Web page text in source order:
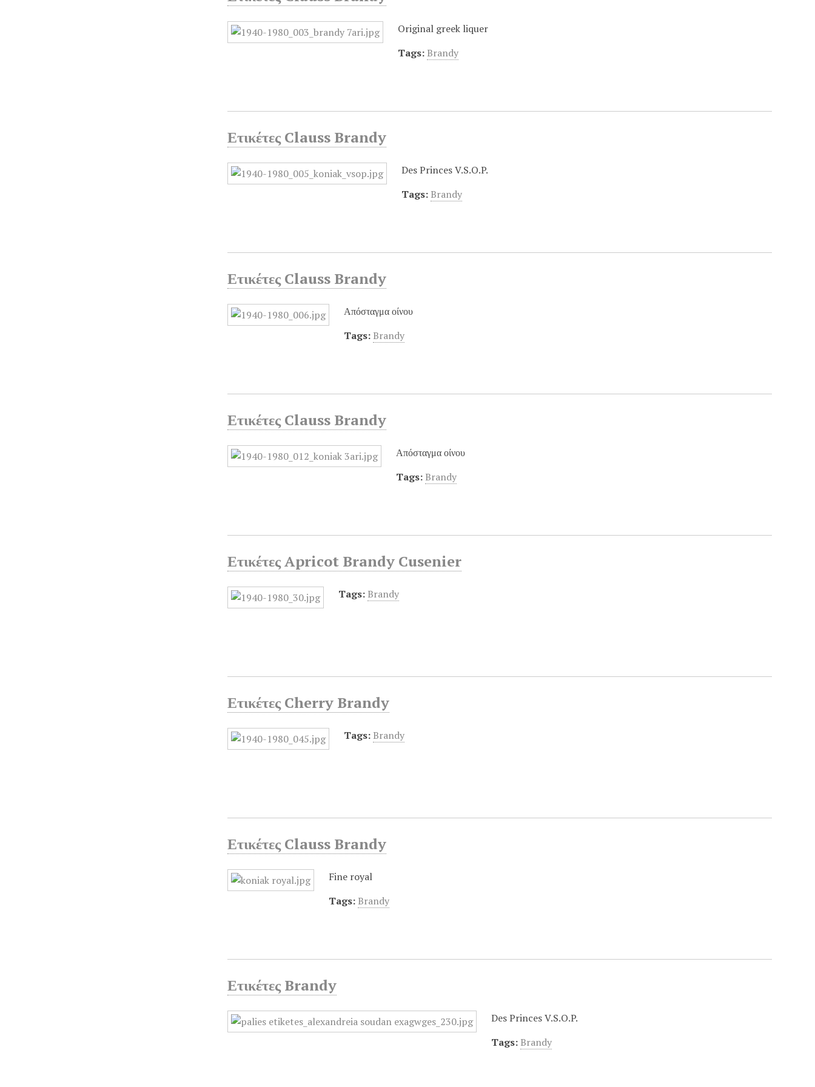
Original greek liquer
Tags: Brandy
Ετικέτες Clauss Brandy
Des Princes V.S.O.P.
Tags: Brandy
Ετικέτες Clauss Brandy
Απόσταγμα οίνου
Tags: Brandy
Ετικέτες Clauss Brandy
Απόσταγμα οίνου
Tags: Brandy
Ετικέτες Apricot Brandy Cusenier
Tags: Brandy
Ετικέτες Cherry Brandy
Tags: Brandy
Ετικέτες Clauss Brandy
Fine royal
Tags: Brandy
Ετικέτες Brandy
Des Princes V.S.O.P.
Tags: Brandy